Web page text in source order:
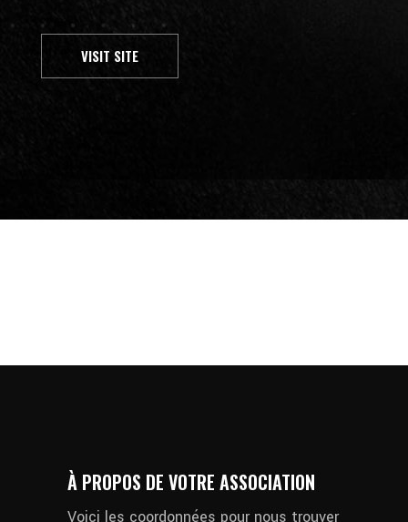
VISIT SITE
À PROPOS DE VOTRE ASSOCIATION
Voici les coordonnées pour nous trouver